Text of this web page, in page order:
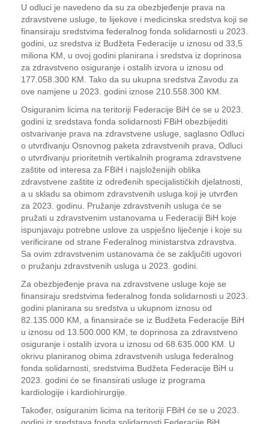
U odluci je navedeno da su za obezbjeđenje prava na
zdravstvene usluge, te lijekove i medicinska sredstva koji se
finansiraju sredstvima federalnog fonda solidarnosti u 2023.
godini, uz sredstva iz Budžeta Federacije u iznosu od 33,5
miliona KM, u ovoj godini planirana i sredstva iz doprinosa
za zdravstveno osiguranje i ostalih izvora u iznosu od
177.058.300 KM. Tako da su ukupna sredstva Zavodu za
ove namjene u 2023. godini iznose 210.558.300 KM.
Osiguranim licima na teritoriji Federacije BiH će se u 2023.
godini iz sredstava fonda solidarnosti FBiH obezbijediti
ostvarivanje prava na zdravstvene usluge, saglasno Odluci
o utvrđivanju Osnovnog paketa zdravstvenih prava, Odluci
o utvrđivanju prioritetnih vertikalnih programa zdravstvene
zaštite od interesa za FBiH i najsloženijih oblika
zdravstvene zaštite iz određenih specijalističkih djelatnosti,
a u skladu sa obimom zdravstvenih usluga koji je utvrđen
za 2023. godinu. Pružanje zdravstvenih usluga će se
pružati u zdravstvenim ustanovama u Federaciji BiH koje
ispunjavaju potrebne uslove za uspješno liječenje i koje su
verificirane od strane Federalnog ministarstva zdravstva.
Sa ovim zdravstvenim ustanovama će se zaključiti ugovori
o pružanju zdravstvenih usluga u 2023. godini.
Za obezbjeđenje prava na zdravstvene usluge koje se
finansiraju sredstvima federalnog fonda solidarnosti u 2023.
godini planirana su sredstva u ukupnom iznosu od
82.135.000 KM, a finansiraće se iz Budžeta Federacije BiH
u iznosu od 13.500.000 KM, te doprinosa za zdravstveno
osiguranje i ostalih izvora u iznosu od 68.635.000 KM. U
okrivu planiranog obima zdravstvenih usluga federalnog
fonda solidarnosti, sredstvima Budžeta Federacije BiH u
2023. godini će se finansirati usluge iz programa
kardiologije i kardiohirurgije.
Također, osiguranim licima na teritoriji FBiH će se u 2023.